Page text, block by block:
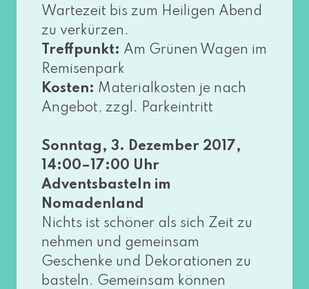
Wartezeit bis zum Heiligen Abend
zu ver­kür­zen.
Treffpunkt: Am Grünen Wagen im
Remisenpark
Kosten: Materialkosten je nach
Angebot, zzgl. Parkeintritt
Sonntag, 3. Dezember 2017,
14:00–17:00 Uhr
Adventsbasteln im
Nomadenland
Nichts ist schö­ner als sich Zeit zu
neh­men und gemein­sam
Geschenke und Dekorationen zu
bas­teln. Gemeinsam kön­nen